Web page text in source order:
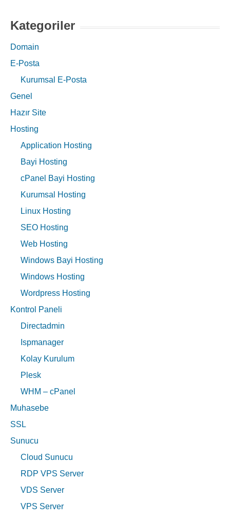
Kategoriler
Domain
E-Posta
Kurumsal E-Posta
Genel
Hazır Site
Hosting
Application Hosting
Bayi Hosting
cPanel Bayi Hosting
Kurumsal Hosting
Linux Hosting
SEO Hosting
Web Hosting
Windows Bayi Hosting
Windows Hosting
Wordpress Hosting
Kontrol Paneli
Directadmin
Ispmanager
Kolay Kurulum
Plesk
WHM – cPanel
Muhasebe
SSL
Sunucu
Cloud Sunucu
RDP VPS Server
VDS Server
VPS Server